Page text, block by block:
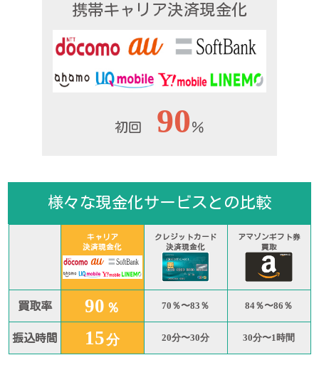
携帯キャリア決済現金化
初回 90％
様々な現金化サービスとの比較
キャリア
決済現金化
クレジットカード
決済現金化
アマゾンギフト券
買取
買取率 90 ％ 70％〜83％ 84％〜86％
振込時間 15分 20分〜30分 30分〜1時間